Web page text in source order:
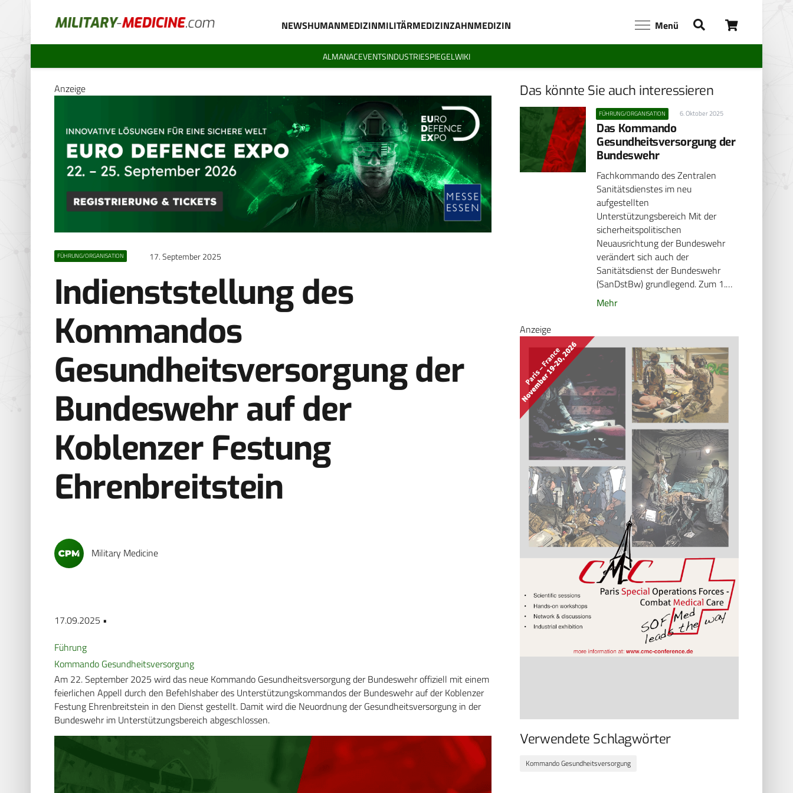
NEWSHUMANMEDIZINMILITÄRMEDIZINZAHNMEDIZIN Menü
ALMANACEVENTSINDUSTRIESPIEGELWIKI
Anzeige
FÜHRUNG/ORGANISATION 17. September 2025
Indienststellung des
Kommandos
Gesundheitsversorgung der
Bundeswehr auf der
Koblenzer Festung
Ehrenbreitstein
Military Medicine
17.09.2025 •
Führung
Kommando Gesundheitsversorgung
Am 22. September 2025 wird das neue Kommando Gesundheitsversorgung der Bundeswehr offiziell mit einem
feierlichen Appell durch den Befehlshaber des Unterstützungskommandos der Bundeswehr auf der Koblenzer
Festung Ehrenbreitstein in den Dienst gestellt. Damit wird die Neuordnung der Gesundheitsversorgung in der
Bundeswehr im Unterstützungsbereich abgeschlossen.
Das könnte Sie auch interessieren
FÜHRUNG/ORGANISATION 6. Oktober 2025
Das Kommando
Gesundheitsversorgung der
Bundeswehr
Fachkommando des Zentralen
Sanitätsdienstes im neu
aufgestellten
Unterstützungsbereich Mit der
sicherheitspolitischen
Neuausrichtung der Bundeswehr
verändert sich auch der
Sanitätsdienst der Bundeswehr
(SanDstBw) grundlegend. Zum 1.…
Mehr
Anzeige
Verwendete Schlagwörter
Kommando Gesundheitsversorgung